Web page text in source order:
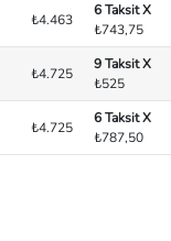
₺4.463
6 Taksit X
₺743,75
₺4.725
9 Taksit X
₺525
₺4.725
6 Taksit X
₺787,50